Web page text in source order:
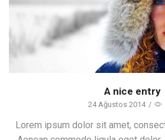
A nice entry
24 Ağustos 2014 /
Lorem ipsum dolor sit amet,